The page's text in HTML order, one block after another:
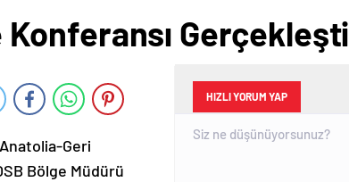
Gerçekleşti
Geri
Bölge Müdürü
HIZLI YORUM YAP